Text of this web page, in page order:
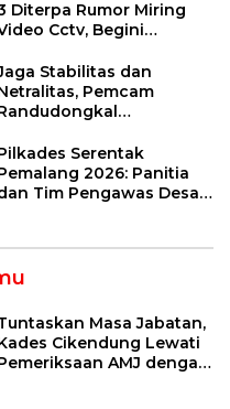
Diterpa Rumor Miring
Cctv, Begini
Stabilitas dan
Pemcam
2026
Serentak
2026: Panitia
Tim Pengawas Desa
Masa Jabatan,
Cikendung Lewati
AMJ dengan